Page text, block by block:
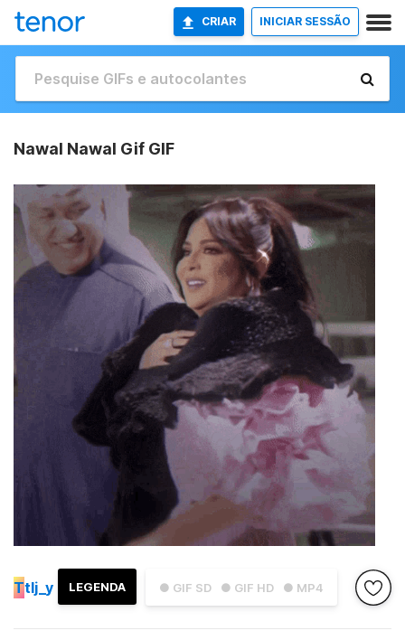
CRIAR INICIAR SESSÃO
Nawal Nawal Gif GIF
● GIF SD ● GIF HD ● MP4
LEGENDA
Ttlj_y